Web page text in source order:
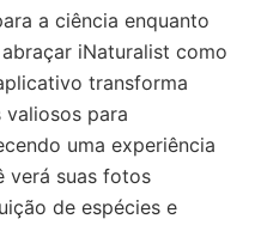
a ciência enquanto
iNaturalist como
transforma
valiosos para
uma experiência
verá suas fotos
de espécies e